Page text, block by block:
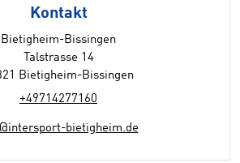
Kontakt
Bietigheim-Bissingen
Talstrasse 14
Bietigheim-Bissingen
+49714277160
bietigheim.de